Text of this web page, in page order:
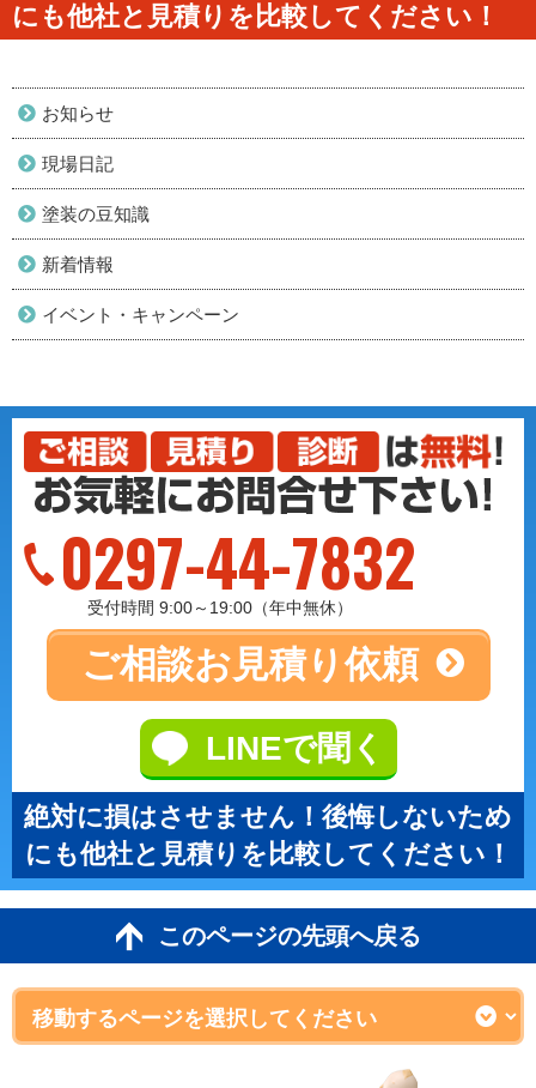
にも他社と見積りを比較してください！
お知らせ
現場日記
塗装の豆知識
新着情報
イベント・キャンペーン
0297-44-7832
受付時間 9:00～19:00（年中無休）
ご相談お見積り依頼
LINEで聞く
絶対に損はさせません！後悔しないため
にも他社と見積りを比較してください！
このページの先頭へ戻る